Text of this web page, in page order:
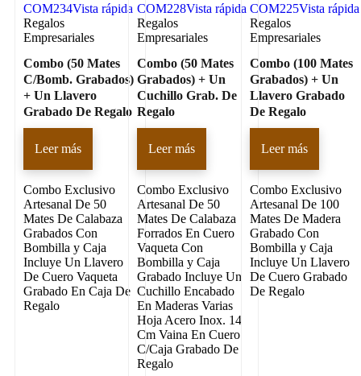
COM234Vista rápida
Regalos
Empresariales
Combo (50 Mates
C/Bomb. Grabados)
+ Un Llavero
Grabado De Regalo
Leer más
Combo Exclusivo
Artesanal De 50
Mates De Calabaza
Grabados Con
Bombilla y Caja
Incluye Un Llavero
De Cuero Vaqueta
Grabado En Caja De
Regalo
COM228Vista rápida
Regalos
Empresariales
Combo (50 Mates
Grabados) + Un
Cuchillo Grab. De
Regalo
Leer más
Combo Exclusivo
Artesanal De 50
Mates De Calabaza
Forrados En Cuero
Vaqueta Con
Bombilla y Caja
Grabado Incluye Un
Cuchillo Encabado
En Maderas Varias
Hoja Acero Inox. 14
Cm Vaina En Cuero
C/Caja Grabado De
Regalo
COM225Vista rápida
Regalos
Empresariales
Combo (100 Mates
Grabados) + Un
Llavero Grabado
De Regalo
Leer más
Combo Exclusivo
Artesanal De 100
Mates De Madera
Grabado Con
Bombilla y Caja
Incluye Un Llavero
De Cuero Grabado
De Regalo